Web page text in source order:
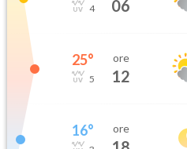
4 06
25°
5
ore
12
16° ore